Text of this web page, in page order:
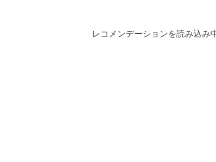
レコメンデーションを読み込み